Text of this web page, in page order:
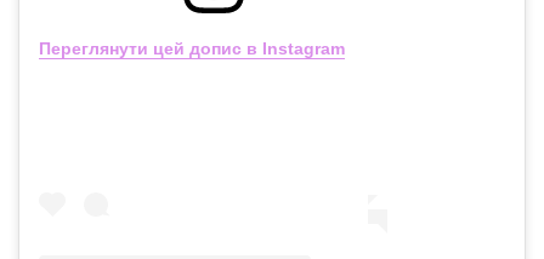
Переглянути цей допис в Instagram